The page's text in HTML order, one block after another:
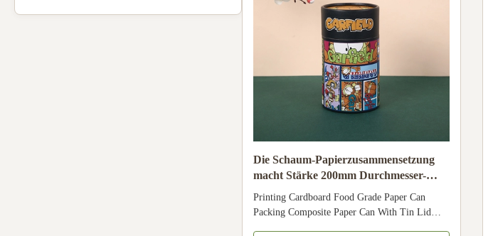
Die Schaum-Papierzusammensetzung
macht Stärke 200mm Durchmesser-
2mm geprägt ein
Printing Cardboard Food Grade Paper Can
Packing Composite Paper Can With Tin Lid